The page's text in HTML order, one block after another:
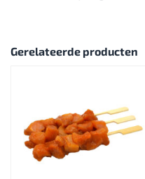
Gerelateerde producten